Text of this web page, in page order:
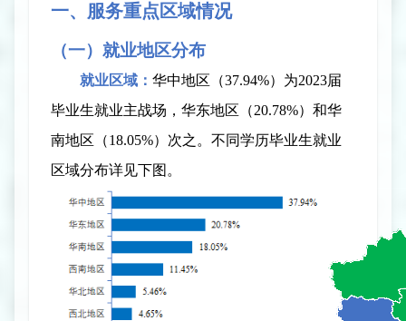
一、 服务重点区域情况
（一） 就业地区分布
就业区域：华中地区（37.94%）为2023届
毕业生就业主战场，华东地区（20.78%）和华
南地区（18.05%）次之。不同学历毕业生就业
区域分布详见下图。